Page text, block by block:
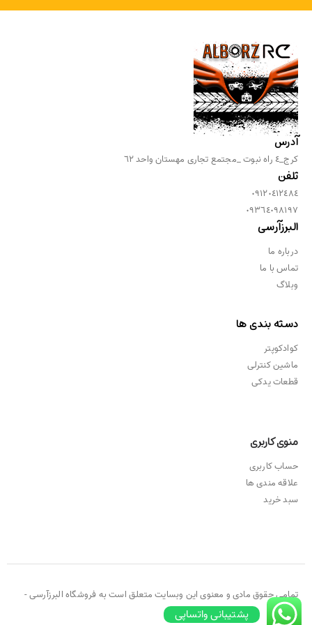
آدرس
كرج_٤ راه نبوت _مجتمع تجارى مهستان واحد ٦٢
تلفن
٠٩١٢٠٤١٢٤٨٤
٠٩٣٦٤٠٩٨١٩٧
البرزآرسی
درباره ما
تماس با ما
وبلاگ
دسته بندی ها
کوادکوپتر
ماشین کنترلی
قطعات یدکی
منوی کاربری
حساب کاربری
علاقه مندی ها
سبد خرید
تمامی حقوق مادی و معنوی این وبسایت متعلق است به فروشگاه البرزآرسی -
۲۰۲۱ ©
پشتیبانی واتساپی